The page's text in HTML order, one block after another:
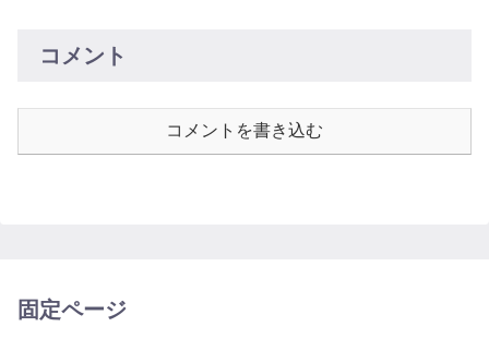
コメント
コメントを書き込む
固定ページ